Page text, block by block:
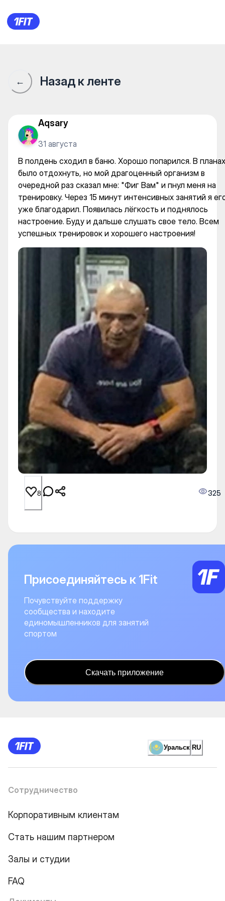
В полдень сходил в баню.
← Назад к ленте
Aqsary
31 августа
В полдень сходил в баню. Хорошо попарился. В планах
было отдохнуть, но мой драгоценный организм в
очередной раз сказал мне: "Фиг Вам" и пнул меня на
тренировку. Через 15 минут интенсивных занятий я
уже благодарил. Появилась лёгкость и поднялось
настроение. Буду и дальше слушать свое тело. Всем
успешных тренировок и хорошего настроения!
8 325
Присоединяйтесь к 1Fit
Почувствуйте поддержку
сообщества и находите
единомышленников для занятий
спортом
Скачать приложение
Уральск RU
Сотрудничество
Корпоративным клиентам
Стать нашим партнером
Залы и студии
FAQ